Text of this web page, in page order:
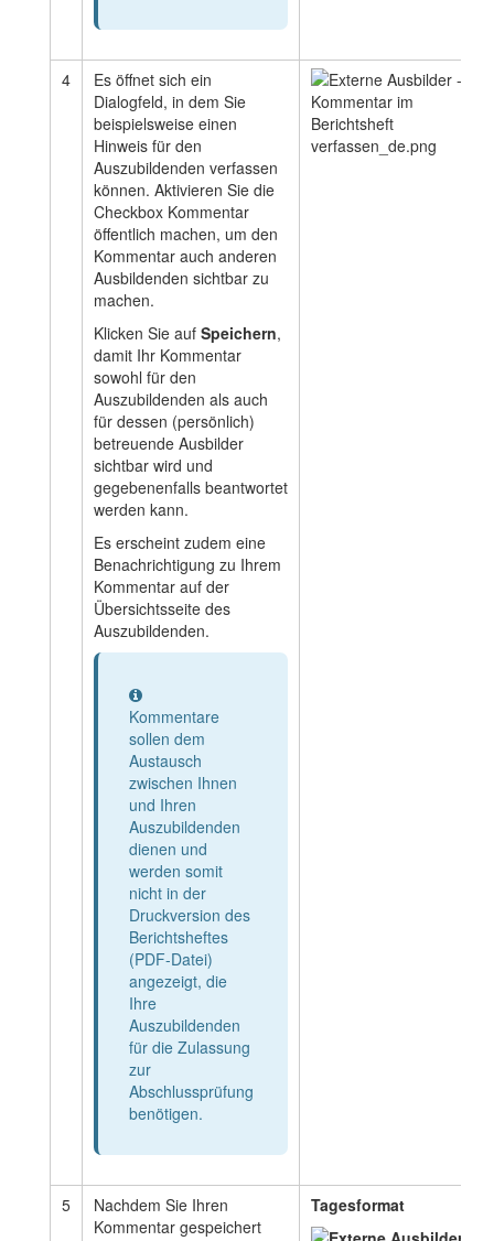
4
Es öffnet sich ein
Dialogfeld, in dem Sie
beispielsweise einen
Hinweis für den
Auszubildenden verfassen
können. Aktivieren Sie die
Checkbox Kommentar
öffentlich machen, um den
Kommentar auch anderen
Ausbildenden sichtbar zu
machen.
Klicken Sie auf Speichern,
damit Ihr Kommentar
sowohl für den
Auszubildenden als auch
für dessen (persönlich)
betreuende Ausbilder
sichtbar wird und
gegebenenfalls beantwortet
werden kann.
Es erscheint zudem eine
Benachrichtigung zu Ihrem
Kommentar auf der
Übersichtsseite des
Auszubildenden.
Information
Kommentare
sollen dem
Austausch
zwischen Ihnen
und Ihren
Auszubildenden
dienen und
werden somit
nicht in der
Druckversion des
Berichtsheftes
(PDF-Datei)
angezeigt, die
Ihre
Auszubildenden
für die Zulassung
zur
Abschlussprüfung
benötigen.
5
Nachdem Sie Ihren
Kommentar gespeichert
Tagesformat